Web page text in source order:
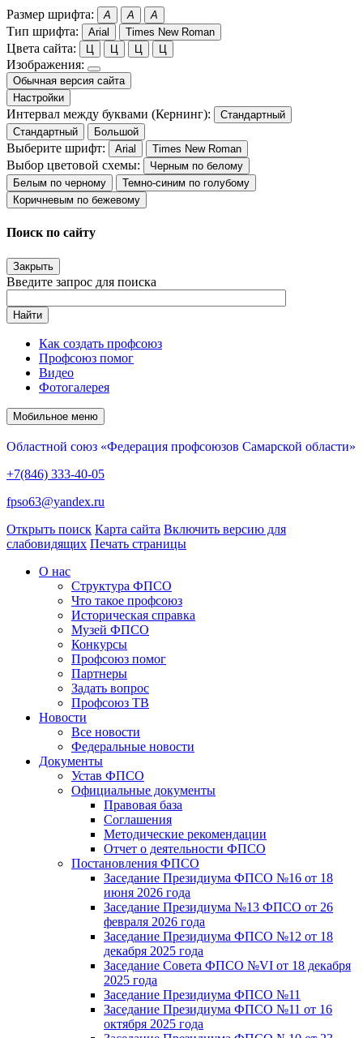
Размер шрифта: A A A
Тип шрифта: Arial Times New Roman
Цвета сайта: Ц Ц Ц Ц
Изображения:
Обычная версия сайта
Настройки
Интервал между буквами (Кернинг):
Стандартный
Стандартный
Большой
Выберите шрифт: Arial Times New Roman
Выбор цветовой схемы:
Черным по белому
Белым по черному
Темно-синим по голубому
Коричневым по бежевому
Поиск по сайту
Закрыть
Введите запрос для поиска
Найти
Как создать профсоюз
Профсоюз помог
Видео
Фотогалерея
Мобильное меню
Областной союз «Федерация профсоюзов Самарской области»
+7(846) 333-40-05
fpso63@yandex.ru
Открыть поиск Карта сайта Включить версию для
слабовидящих Печать страницы
О нас
Структура ФПСО
Что такое профсоюз
Историческая справка
Музей ФПСО
Конкурсы
Профсоюз помог
Партнеры
Задать вопрос
Профсоюз ТВ
Новости
Все новости
Федеральные новости
Документы
Устав ФПСО
Официальные документы
Правовая база
Соглашения
Методические рекомендации
Отчет о деятельности ФПСО
Постановления ФПСО
Заседание Президиума ФПСО №16 от 18
июня 2026 года
Заседание Президиума №13 ФПСО от 26
февраля 2026 года
Заседание Президиума ФПСО №12 от 18
декабря 2025 года
Заседание Совета ФПСО №VI от 18 декабря
2025 года
Заседание Президиума ФПСО №11
Заседание Президиума ФПСО №11 от 16
октября 2025 года